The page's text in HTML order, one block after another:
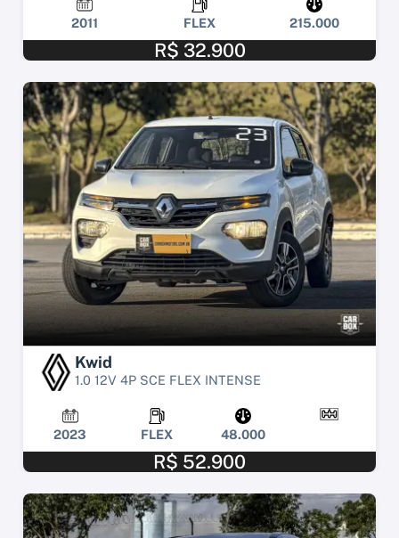
2011 FLEX 215.000
R$ 32.900
Kwid
1.0 12V 4P SCE FLEX INTENSE
2023 FLEX 48.000
R$ 52.900